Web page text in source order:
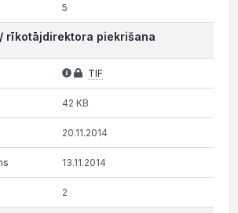
5
rīkotājdirektora piekrišana
TIF
42 KB
20.11.2014
13.11.2014
2